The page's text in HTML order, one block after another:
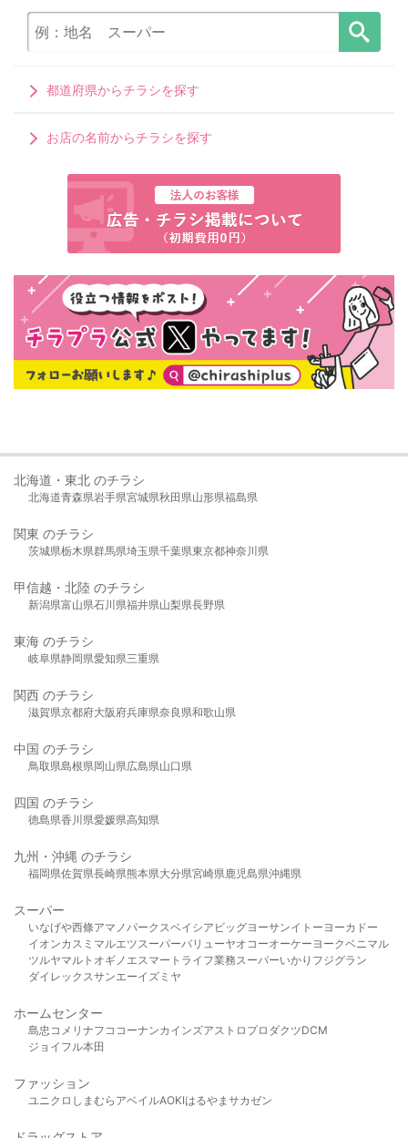
都道府県からチラシを探す
お店の名前からチラシを探す
北海道・東北 のチラシ
北海道青森県岩手県宮城県秋田県山形県福島県
関東 のチラシ
茨城県栃木県群馬県埼玉県千葉県東京都神奈川県
甲信越・北陸 のチラシ
新潟県富山県石川県福井県山梨県長野県
東海 のチラシ
岐阜県静岡県愛知県三重県
関西 のチラシ
滋賀県京都府大阪府兵庫県奈良県和歌山県
中国 のチラシ
鳥取県島根県岡山県広島県山口県
四国 のチラシ
徳島県香川県愛媛県高知県
九州・沖縄 のチラシ
福岡県佐賀県長崎県熊本県大分県宮崎県鹿児島県沖縄県
スーパー
いなげや西條アマノパークスベイシア ビッグヨーサンイトーヨーカドー
イオンカスミ マルエツスーパーバリューヤオコーオーケー ヨークベニマル
ツルヤマルト オギノ エスマート ライフ業務スーパーいかり フジグラン
ダイレックスサンエーイズミヤ
ホームセンター
島忠 コメリ ナフコ コーナンカインズアストロプロダクツDCM
ジョイフル本田
ファッション
ユニクロ しまむら アベイルAOKIはるやま サカゼン